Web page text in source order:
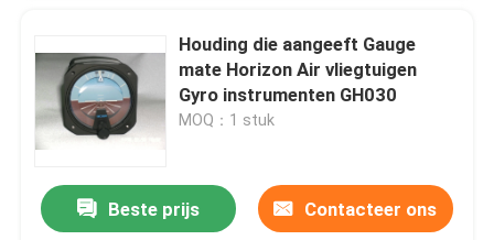
Houding die aangeeft Gauge
mate Horizon Air vliegtuigen
Gyro instrumenten GH030
MOQ：1 stuk
Beste prijs Contacteer ons